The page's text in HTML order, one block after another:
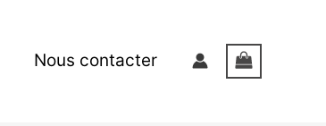
Nous contacter
c